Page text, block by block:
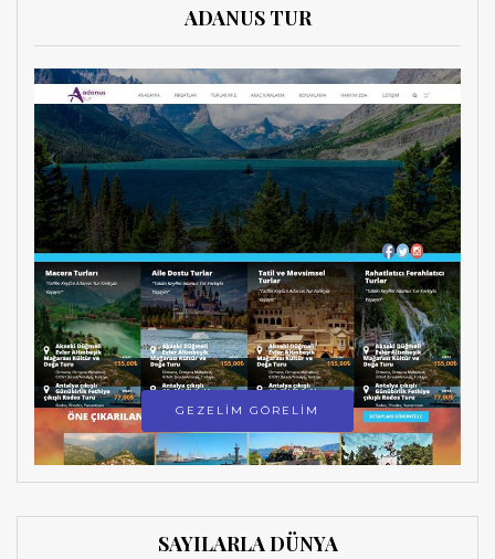
ADANUS TUR
GEZELİM GÖRELİM
SAYILARLA DÜNYA